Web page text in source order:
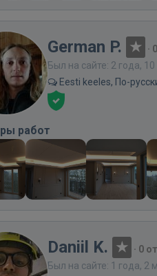
German P. ·
Был на сайте: 2 года,
Eesti keeles, По-
работ
Daniil K. · 0
Был на сайте: 1 года, 2